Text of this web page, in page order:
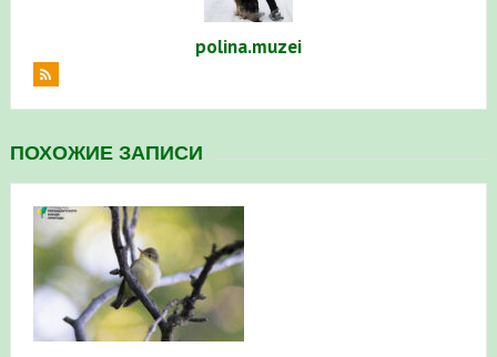
polina.muzei
ПОХОЖИЕ ЗАПИСИ